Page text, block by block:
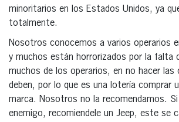
minoritarios en los Estados Unidos, ya
totalmente.
Nosotros conocemos a varios operarios
y muchos están horrorizados por la falta
muchos de los operarios, en no hacer las
deben, por lo que es una lotería comprar
marca. Nosotros no la recomendamos.
enemigo, recomiendele un Jeep, este se